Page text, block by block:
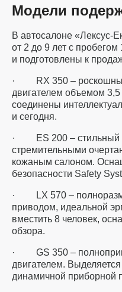
Модели
В автосалоне «Лексус-
от 2 до 9 лет с
и подготовлены к
· RX 350 – роскошный
двигателем объемом
соединены
и сегодня.
· ES 200 – стильный
стремительными
кожаным салоном.
безопасности Safety
· LX 570 –
приводом, идеальной
вместить 8 человек,
обзора.
· GS 350 –
двигателем.
динамичной приборной